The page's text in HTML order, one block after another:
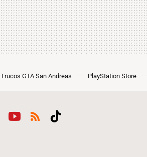
Trucos GTA San Andreas PlayStation Store